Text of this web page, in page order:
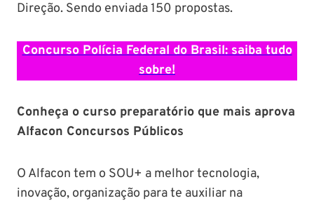
Direção. Sendo enviada 150 propostas.
Concurso Polícia Federal do Brasil: saiba tudo
sobre!
Conheça o curso preparatório que mais aprova
Alfacon Concursos Públicos
O Alfacon tem o SOU+ a melhor tecnologia,
inovação, organização para te auxiliar na